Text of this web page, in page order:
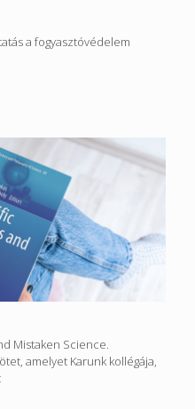
a fogyasztóvédelem
Mistaken Science.
amelyet Karunk kollégája,